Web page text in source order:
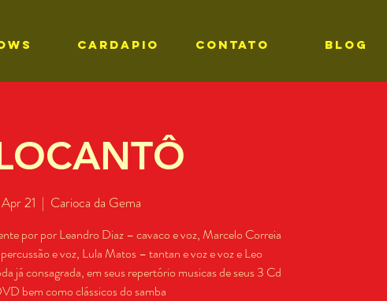
CARDAPIO CONTATO Blog
21
  |
Carioca da Gema
por por Leandro Diaz – cavaco e voz, Marcelo Correia
e voz, Lula Matos – tantan e voz e voz e Leo
já consagrada, em seus repertório musicas de seus 3 Cd
bem como clássicos do samba